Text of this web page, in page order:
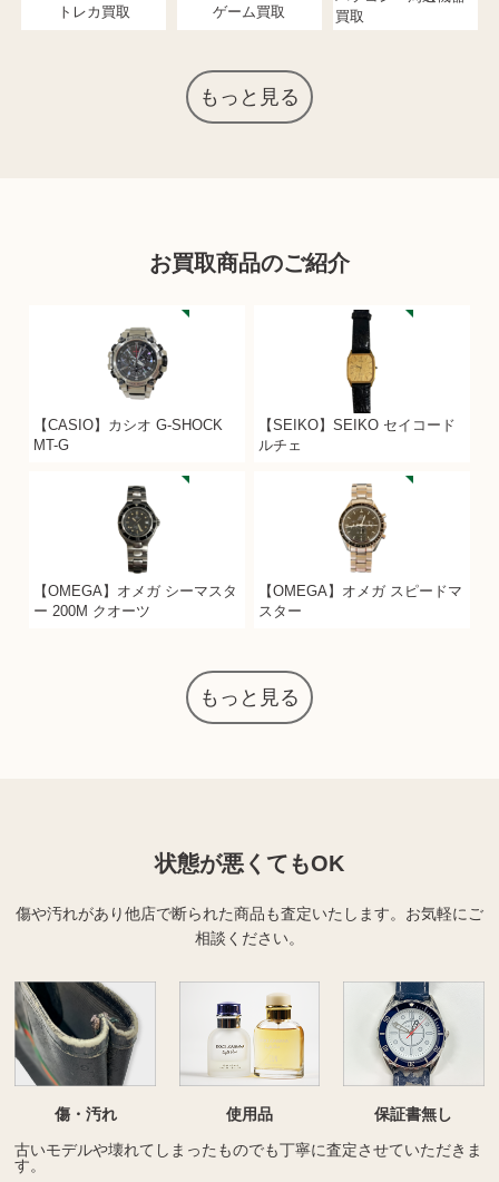
トレカ買取 ゲーム買取
買取
もっと見る
お買取商品のご紹介
【CASIO】カシオ G-SHOCK
MT-G
【SEIKO】SEIKO セイコード
ルチェ
【OMEGA】オメガ シーマスタ
ー 200M クオーツ
【OMEGA】オメガ スピードマ
スター
もっと見る
状態が悪くてもOK
傷や汚れがあり他店で断られた商品も査定いたします。 お気軽にご
相談ください。
傷・汚れ 使用品
保証書無し
古いモデルや壊れてしまったものでも丁寧に査定させていただきま
す。